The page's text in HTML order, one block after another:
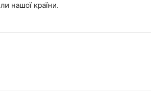
нашої країни.